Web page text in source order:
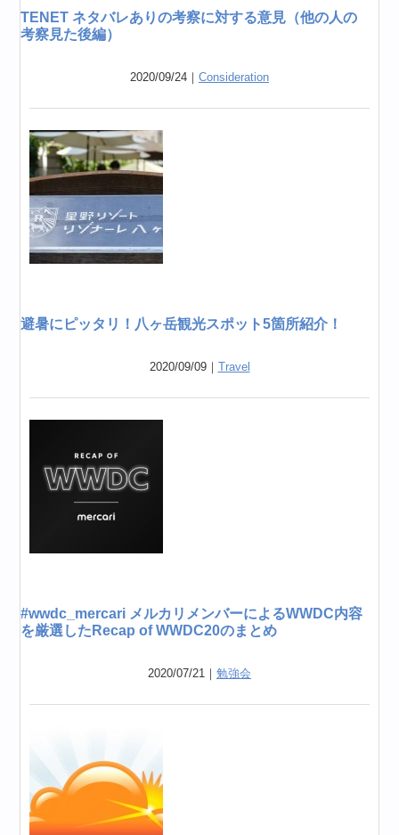
TENET ネタバレありの考察に対する意見（他の人の
考察見た後編）
2020/09/24｜ Consideration
避暑にピッタリ！八ヶ岳観光スポット5箇所紹介！
2020/09/09｜ Travel
#wwdc_mercari メルカリメンバーによるWWDC内容
を厳選したRecap of WWDC20のまとめ
2020/07/21｜ 勉強会